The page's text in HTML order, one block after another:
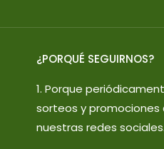
¿PORQUÉ SEGUIRNOS?
1. Porque
sorteos y promociones
nuestras redes sociales.